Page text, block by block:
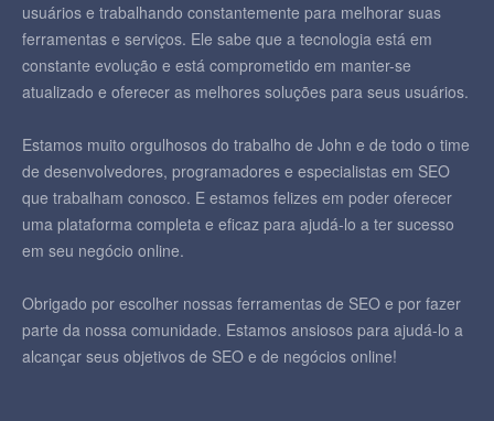
usuários e trabalhando constantemente para melhorar suas
ferramentas e serviços. Ele sabe que a tecnologia está em
constante evolução e está comprometido em manter-se
atualizado e oferecer as melhores soluções para seus usuários.
Estamos muito orgulhosos do trabalho de John e de todo o time
de desenvolvedores, programadores e especialistas em SEO
que trabalham conosco. E estamos felizes em poder oferecer
uma plataforma completa e eficaz para ajudá-lo a ter sucesso
em seu negócio online.
Obrigado por escolher nossas ferramentas de SEO e por fazer
parte da nossa comunidade. Estamos ansiosos para ajudá-lo a
alcançar seus objetivos de SEO e de negócios online!